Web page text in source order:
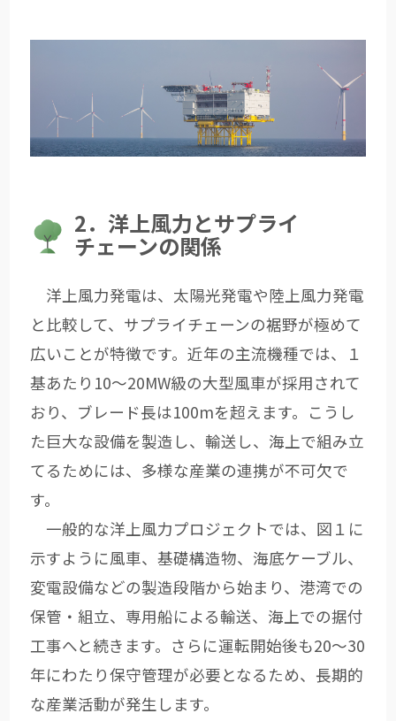
2．洋上風力とサプライ
チェーンの関係
洋上風力発電は、太陽光発電や陸上風力発電
と比較して、サプライチェーンの裾野が極めて
広いことが特徴です。近年の主流機種では、１
基あたり10～20MW級の大型風車が採用されて
おり、ブレード長は100mを超えます。こうし
た巨大な設備を製造し、輸送し、海上で組み立
てるためには、多様な産業の連携が不可欠で
す。
一般的な洋上風力プロジェクトでは、図１に
示すように風車、基礎構造物、海底ケーブル、
変電設備などの製造段階から始まり、港湾での
保管・組立、専用船による輸送、海上での据付
工事へと続きます。さらに運転開始後も20～30
年にわたり保守管理が必要となるため、長期的
な産業活動が発生します。